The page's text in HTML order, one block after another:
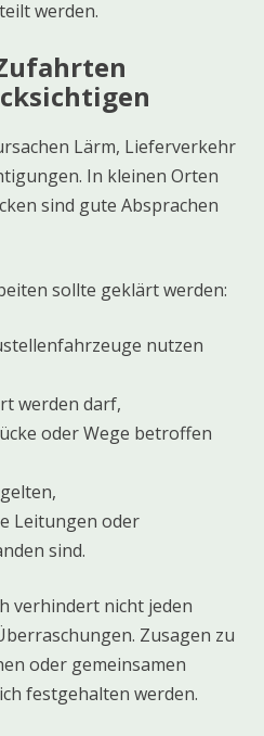
werden.
Lärm, Lieferverkehr
In kleinen Orten
sind gute Absprachen
sollte geklärt werden:
nutzen
werden darf,
oder Wege betroffen
Leitungen oder
sind.
verhindert nicht jeden
Zusagen zu
oder gemeinsamen
festgehalten werden.